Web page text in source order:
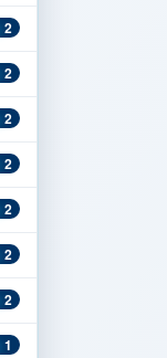
2
2
2
2
2
2
2
1